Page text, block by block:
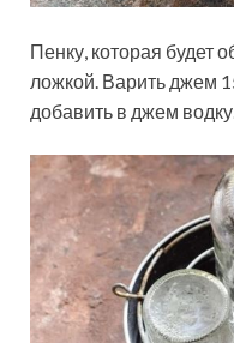
Пенку, которая будет
ложкой. Варить джем
добавить в джем водку.